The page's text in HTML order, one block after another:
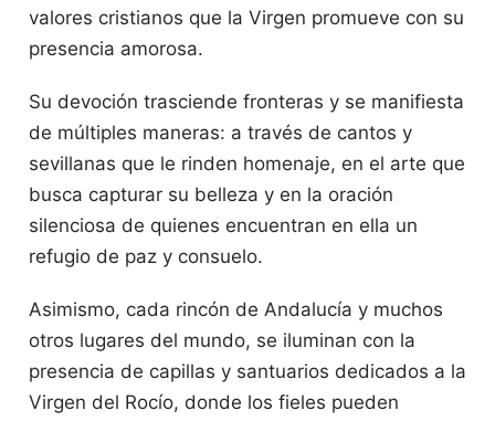
valores cristianos que la Virgen promueve con su
presencia amorosa.
Su devoción trasciende fronteras y se manifiesta
de múltiples maneras: a través de cantos y
sevillanas que le rinden homenaje, en el arte que
busca capturar su belleza y en la oración
silenciosa de quienes encuentran en ella un
refugio de paz y consuelo.
Asimismo, cada rincón de Andalucía y muchos
otros lugares del mundo, se iluminan con la
presencia de capillas y santuarios dedicados a la
Virgen del Rocío, donde los fieles pueden